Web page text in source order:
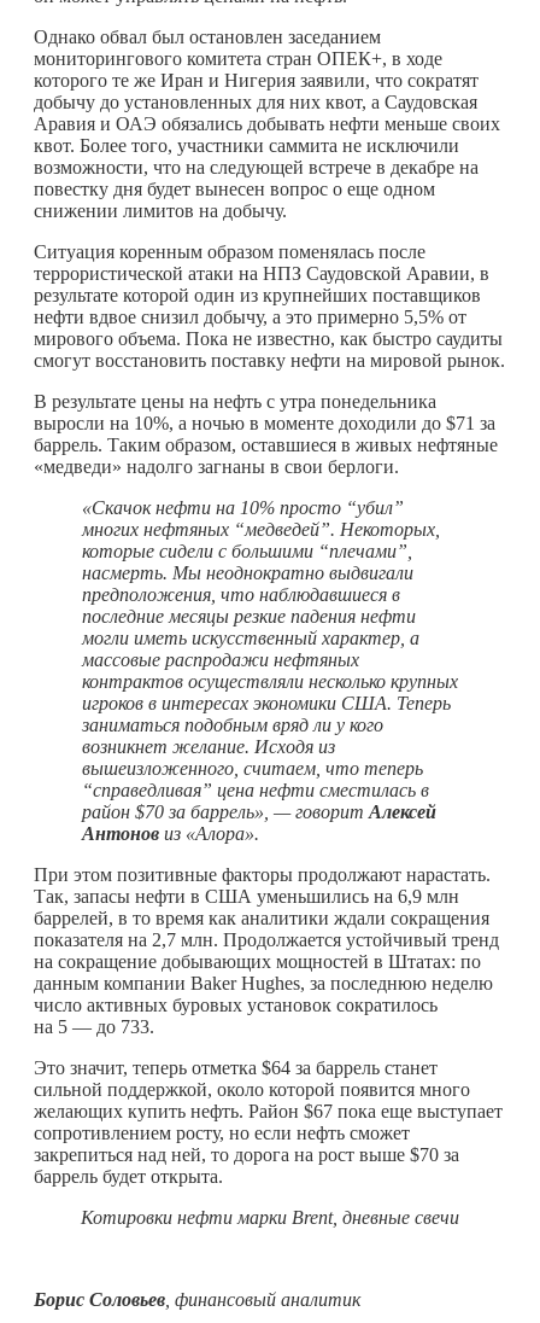
Однако обвал был остановлен заседанием
мониторингового комитета стран ОПЕК+, в ходе
которого те же Иран и Нигерия заявили, что сократят
добычу до установленных для них квот, а Саудовская
Аравия и ОАЭ обязались добывать нефти меньше своих
квот. Более того, участники саммита не исключили
возможности, что на следующей встрече в декабре на
повестку дня будет вынесен вопрос о еще одном
снижении лимитов на добычу.
Ситуация коренным образом поменялась после
террористической атаки на НПЗ Саудовской Аравии, в
результате которой один из крупнейших поставщиков
нефти вдвое снизил добычу, а это примерно 5,5% от
мирового объема. Пока не известно, как быстро саудиты
смогут восстановить поставку нефти на мировой рынок.
В результате цены на нефть с утра понедельника
выросли на 10%, а ночью в моменте доходили до $71 за
баррель. Таким образом, оставшиеся в живых нефтяные
«медведи» надолго загнаны в свои берлоги.
«Скачок нефти на 10% просто “убил”
многих нефтяных “медведей”. Некоторых,
которые сидели с большими “плечами”,
насмерть. Мы неоднократно выдвигали
предположения, что наблюдавшиеся в
последние месяцы резкие падения нефти
могли иметь искусственный характер, а
массовые распродажи нефтяных
контрактов осуществляли несколько крупных
игроков в интересах экономики США. Теперь
заниматься подобным вряд ли у кого
возникнет желание. Исходя из
вышеизложенного, считаем, что теперь
“справедливая” цена нефти сместилась в
район $70 за баррель», — говорит Алексей
Антонов из «Алора».
При этом позитивные факторы продолжают нарастать.
Так, запасы нефти в США уменьшились на 6,9 млн
баррелей, в то время как аналитики ждали сокращения
показателя на 2,7 млн. Продолжается устойчивый тренд
на сокращение добывающих мощностей в Штатах: по
данным компании Baker Hughes, за последнюю неделю
число активных буровых установок сократилось
на 5 — до 733.
Это значит, теперь отметка $64 за баррель станет
сильной поддержкой, около которой появится много
желающих купить нефть. Район $67 пока еще выступает
сопротивлением росту, но если нефть сможет
закрепиться над ней, то дорога на рост выше $70 за
баррель будет открыта.
Котировки нефти марки Brent, дневные свечи
Борис Соловьев , финансовый аналитик